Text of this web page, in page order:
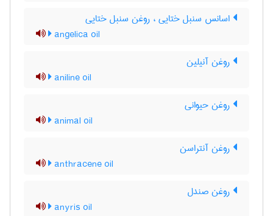
اسانس سنبل ختایی ، روغن سنبل ختایی
angelica oil
روغن آنیلین
aniline oil
روغن حیوانی
animal oil
روغن آنتراسن
anthracene oil
روغن صندل
anyris oil